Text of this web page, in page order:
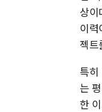
상
이
젝
특
는
한